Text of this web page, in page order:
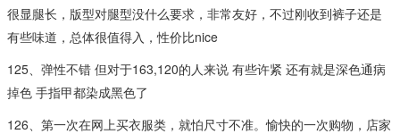
很显腿长，版型对腿型没什么要求，非常友好，不过刚收到裤子还是
有些味道，总体很值得入，性价比nice
125、弹性不错 但对于163,120的人来说 有些许紧 还有就是深色通病
掉色 手指甲都染成黑色了
126、第一次在网上买衣服类，就怕尺寸不准。愉快的一次购物，店家